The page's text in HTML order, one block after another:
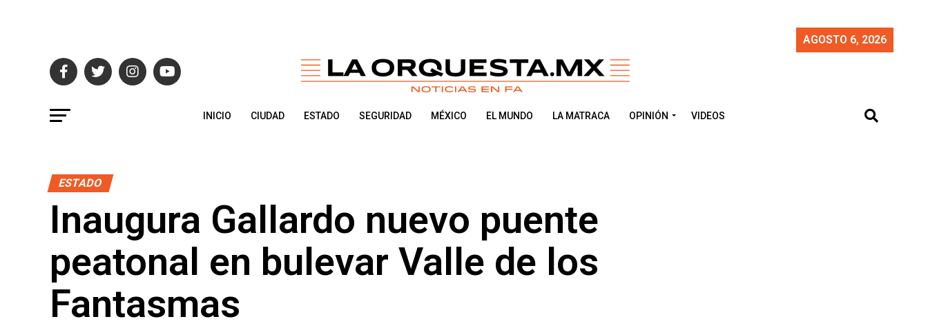
AGOSTO 6, 2026
INICIO CIUDAD ESTADO SEGURIDAD MÉXICO EL MUNDO LA MATRACA OPINIÓN VIDEOS
ESTADO
Inaugura Gallardo nuevo puente
peatonal en bulevar Valle de los
Fantasmas